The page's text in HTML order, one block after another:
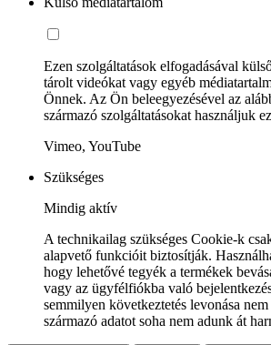
Ezen szolgáltatások elfogadásával
tárolt videókat vagy egyéb
Önnek. Az Ön beleegyezésével az
származó szolgáltatásokat használjuk
Vimeo, YouTube
Szükséges
Mindig aktív
A technikailag szükséges Cookie-k
alapvető funkcióit biztosítják.
hogy lehetővé tegyék a termékek
vagy az ügyfélfiókba való
semmilyen következtetés levonása
származó adatot soha nem adunk át